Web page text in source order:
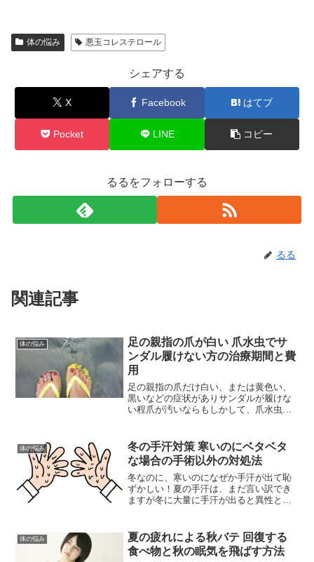
体の悩み 悪玉コレステロール
シェアする
X Facebook はてブ
Pocket LINE コピー
るるをフォローする
るる
関連記事
体の悩み
足の親指の爪が白い 爪水虫でサ
ンダル履けない方の治療期間と費
用
足の親指の爪だけ白い、または黄色い、
黒いなどの症状がありサンダルが履けな
い程爪が汚いならもしかして、爪水虫か
てはまる方は、早めに受診が必要です。
治療期間と費用についてお...
体の悩み
冬の手汗対策 寒いのにベタベタ
な場合の手術以外の対処法
冬なのに、寒いのになぜか手汗が出て恥
ずかしい！夏の手汗は、まだ言い訳でき
ますが冬に大量に手汗が出ると異性と手
という方も参考にしてみて下さいね。
体の悩み
夏の疲れによる秋バテ 回復する
食べ物と秋の眠気を飛ばす方法